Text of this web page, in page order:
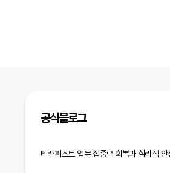
공식블로그